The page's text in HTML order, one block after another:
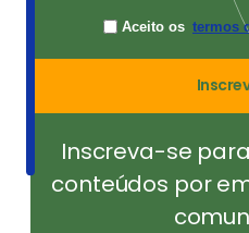
Aceito os termos
Inscreva-se
conteúdos por